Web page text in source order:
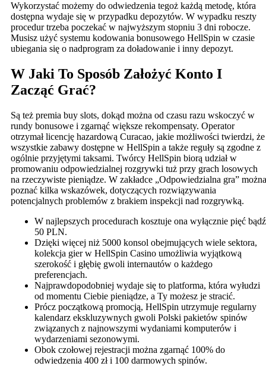
Wykorzystać możemy do odwiedzenia tegoż każdą metodę, która
dostępna wydaje się w przypadku depozytów. W wypadku reszty
procedur trzeba poczekać w najwyższym stopniu 3 dni robocze.
Musisz użyć systemu kodowania bonusowego HellSpin w czasie
ubiegania się o nadprogram za doładowanie i inny depozyt.
W Jaki To Sposób Założyć Konto I
Zacząć Grać?
Są też premia buy slots, dokąd można od czasu razu wskoczyć w
rundy bonusowe i zgarnąć większe rekompensaty. Operator
otrzymał licencję hazardową Curacao, jakie możliwości twierdzi, że
wszystkie zabawy dostępne w HellSpin a także reguły są zgodne z
ogólnie przyjętymi taksami. Twórcy HellSpin biorą udział w
promowaniu odpowiedzialnej rozgrywki tuż przy grach losowych
na rzeczywiste pieniądze. W zakładce „Odpowiedzialna gra” można
poznać kilka wskazówek, dotyczących rozwiązywania
potencjalnych problemów z brakiem inspekcji nad rozgrywką.
W najlepszych procedurach kosztuje ona wyłącznie pięć bądź
50 PLN.
Dzięki więcej niż 5000 konsol obejmujących wiele sektora,
kolekcja gier w HellSpin Casino umożliwia wyjątkową
szerokość i głębię gwoli internautów o każdego
preferencjach.
Najprawdopodobniej wydaje się to platforma, która wyłudzi
od momentu Ciebie pieniądze, a Ty możesz je stracić.
Prócz początkową promocją, HellSpin utrzymuje regularny
kalendarz ekskluzywnych gwoli Polski pakietów spinów
związanych z najnowszymi wydaniami komputerów i
wydarzeniami sezonowymi.
Obok czołowej rejestracji można zgarnąć 100% do
odwiedzenia 400 zł i 100 darmowych spinów.